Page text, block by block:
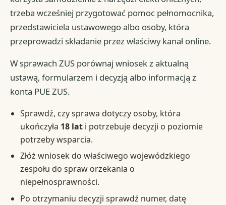
trzeba wcześniej przygotować pomoc pełnomocnika,
przedstawiciela ustawowego albo osoby, która
przeprowadzi składanie przez właściwy kanał online.
W sprawach ZUS porównaj wniosek z aktualną
ustawą, formularzem i decyzją albo informacją z
konta PUE ZUS.
Sprawdź, czy sprawa dotyczy osoby, która
ukończyła 18 lati potrzebuje decyzji o poziomie
potrzeby wsparcia.
Złóż wniosek do właściwego wojewódzkiego
zespołu do spraw orzekania o
niepełnosprawności.
Po otrzymaniu decyzji sprawdź numer, datę